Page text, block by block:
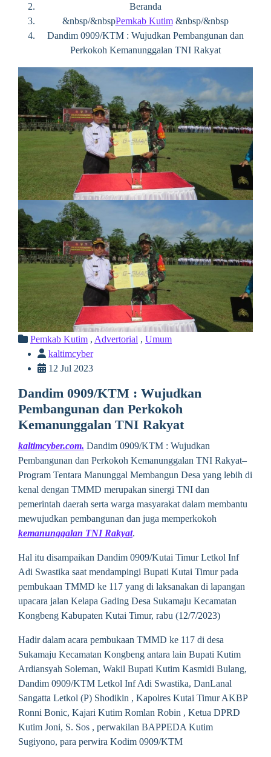
Beranda
&nbsp/&nbspPemkab Kutim&nbsp/&nbsp
Dandim 0909/KTM : Wujudkan Pembangunan dan
Perkokoh Kemanunggalan TNI Rakyat
Pemkab Kutim , Advertorial , Umum
kaltimcyber
12 Jul 2023
Dandim 0909/KTM : Wujudkan
Pembangunan dan Perkokoh
Kemanunggalan TNI Rakyat
kaltimcyber.com. Dandim 0909/KTM : Wujudkan
Pembangunan dan Perkokoh Kemanunggalan TNI Rakyat–
Program Tentara Manunggal Membangun Desa yang lebih di
kenal dengan TMMD merupakan sinergi TNI dan
pemerintah daerah serta warga masyarakat dalam membantu
mewujudkan pembangunan dan juga memperkokoh
kemanunggalan TNI Rakyat.
Hal itu disampaikan Dandim 0909/Kutai Timur Letkol Inf
Adi Swastika saat mendampingi Bupati Kutai Timur pada
pembukaan TMMD ke 117 yang di laksanakan di lapangan
upacara jalan Kelapa Gading Desa Sukamaju Kecamatan
Kongbeng Kabupaten Kutai Timur, rabu (12/7/2023)
Hadir dalam acara pembukaan TMMD ke 117 di desa
Sukamaju Kecamatan Kongbeng antara lain Bupati Kutim
Ardiansyah Soleman, Wakil Bupati Kutim Kasmidi Bulang,
Dandim 0909/KTM Letkol Inf Adi Swastika, DanLanal
Sangatta Letkol (P) Shodikin , Kapolres Kutai Timur AKBP
Ronni Bonic, Kajari Kutim Romlan Robin , Ketua DPRD
Kutim Joni, S. Sos , perwakilan BAPPEDA Kutim
Sugiyono, para perwira Kodim 0909/KTM